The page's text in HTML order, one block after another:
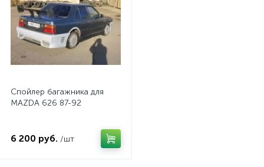
Спойлер багажника для
MAZDA 626 87-92
6 200 руб. /шт